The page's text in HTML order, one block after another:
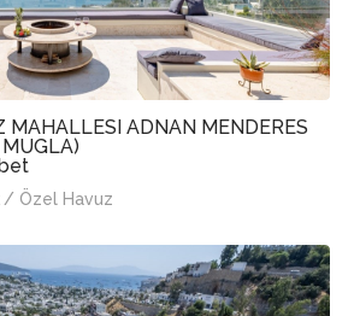
MAHALLESI ADNAN MENDERES
/ Özel Havuz